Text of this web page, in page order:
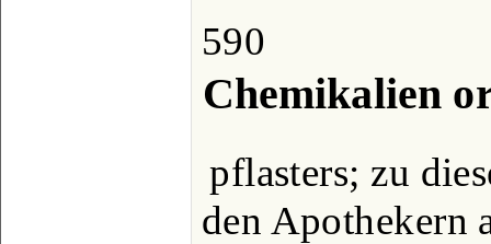
590
Chemikalien
pflasters; zu
den Apothekern